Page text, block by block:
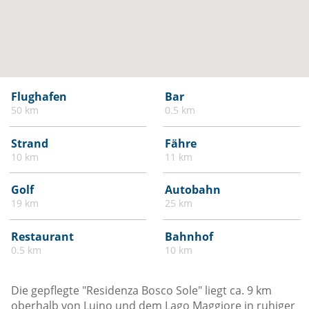
Flughafen
50 km
Bar
0.5 km
Strand
10 km
Fähre
11 km
Golf
19 km
Autobahn
25 km
Restaurant
0.5 km
Bahnhof
10 km
Die gepflegte "Residenza Bosco Sole" liegt ca. 9 km
oberhalb von Luino und dem Lago Maggiore in ruhiger